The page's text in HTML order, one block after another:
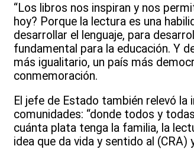
“Los libros nos inspiran y nos
hoy? Porque la lectura es una
desarrollar el lenguaje, para
fundamental para la educación. Y
más igualitario, un país más
conmemoración.
El jefe de Estado también relevó
comunidades: “donde todos y
cuánta plata tenga la familia, la
idea que da vida y sentido al